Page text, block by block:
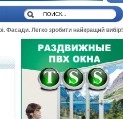
Фасади. Легко зробити найкращий вибір!